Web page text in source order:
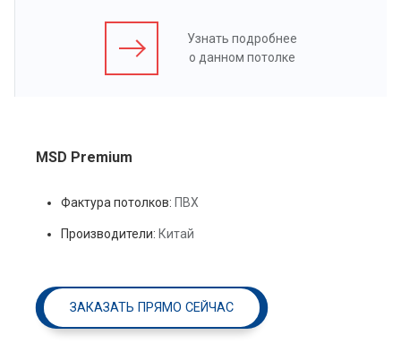
Узнать подробнее
о данном потолке
MSD Premium
Фактура потолков: ПВХ
Производители: Китай
ЗАКАЗАТЬ ПРЯМО СЕЙЧАС